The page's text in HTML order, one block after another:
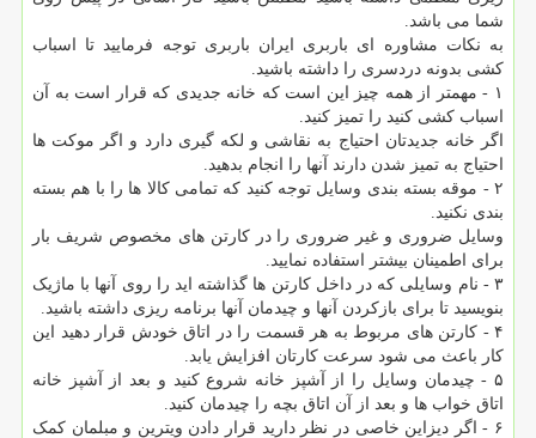
شما می باشد.
به نکات مشاوره ای باربری ایران باربری توجه فرمایید تا اسباب
کشی بدونه دردسری را داشته باشید.
۱ - مهمتر از همه چیز این است که خانه جدیدی که قرار است به آن
اسباب کشی کنید را تمیز کنید.
اگر خانه جدیدتان احتیاج به نقاشی و لکه گیری دارد و اگر موکت ها
احتیاج به تمیز شدن دارند آنها را انجام بدهید.
۲ - موقه بسته بندی وسایل توجه کنید که تمامی کالا ها را با هم بسته
بندی نکنید.
وسایل ضروری و غیر ضروری را در کارتن های مخصوص شریف بار
برای اطمینان بیشتر استفاده نمایید.
۳ - نام وسایلی که در داخل کارتن ها گذاشته اید را روی آنها با ماژیک
بنویسید تا برای بازکردن آنها و چیدمان آنها برنامه ریزی داشته باشید.
۴ - کارتن های مربوط به هر قسمت را در اتاق خودش قرار دهید این
کار باعث می شود سرعت کارتان افزایش یابد.
۵ - چیدمان وسایل را از آشپز خانه شروع کنید و بعد از آشپز خانه
اتاق خواب ها و بعد از آن اتاق بچه را چیدمان کنید.
۶ - اگر دیزاین خاصی در نظر دارید قرار دادن ویترین و مبلمان کمک